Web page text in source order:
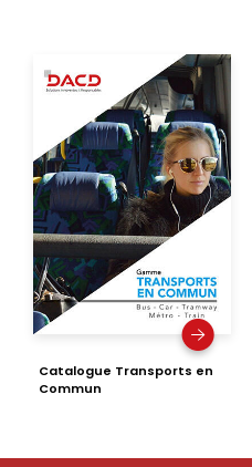
Catalogue Transports en
Commun